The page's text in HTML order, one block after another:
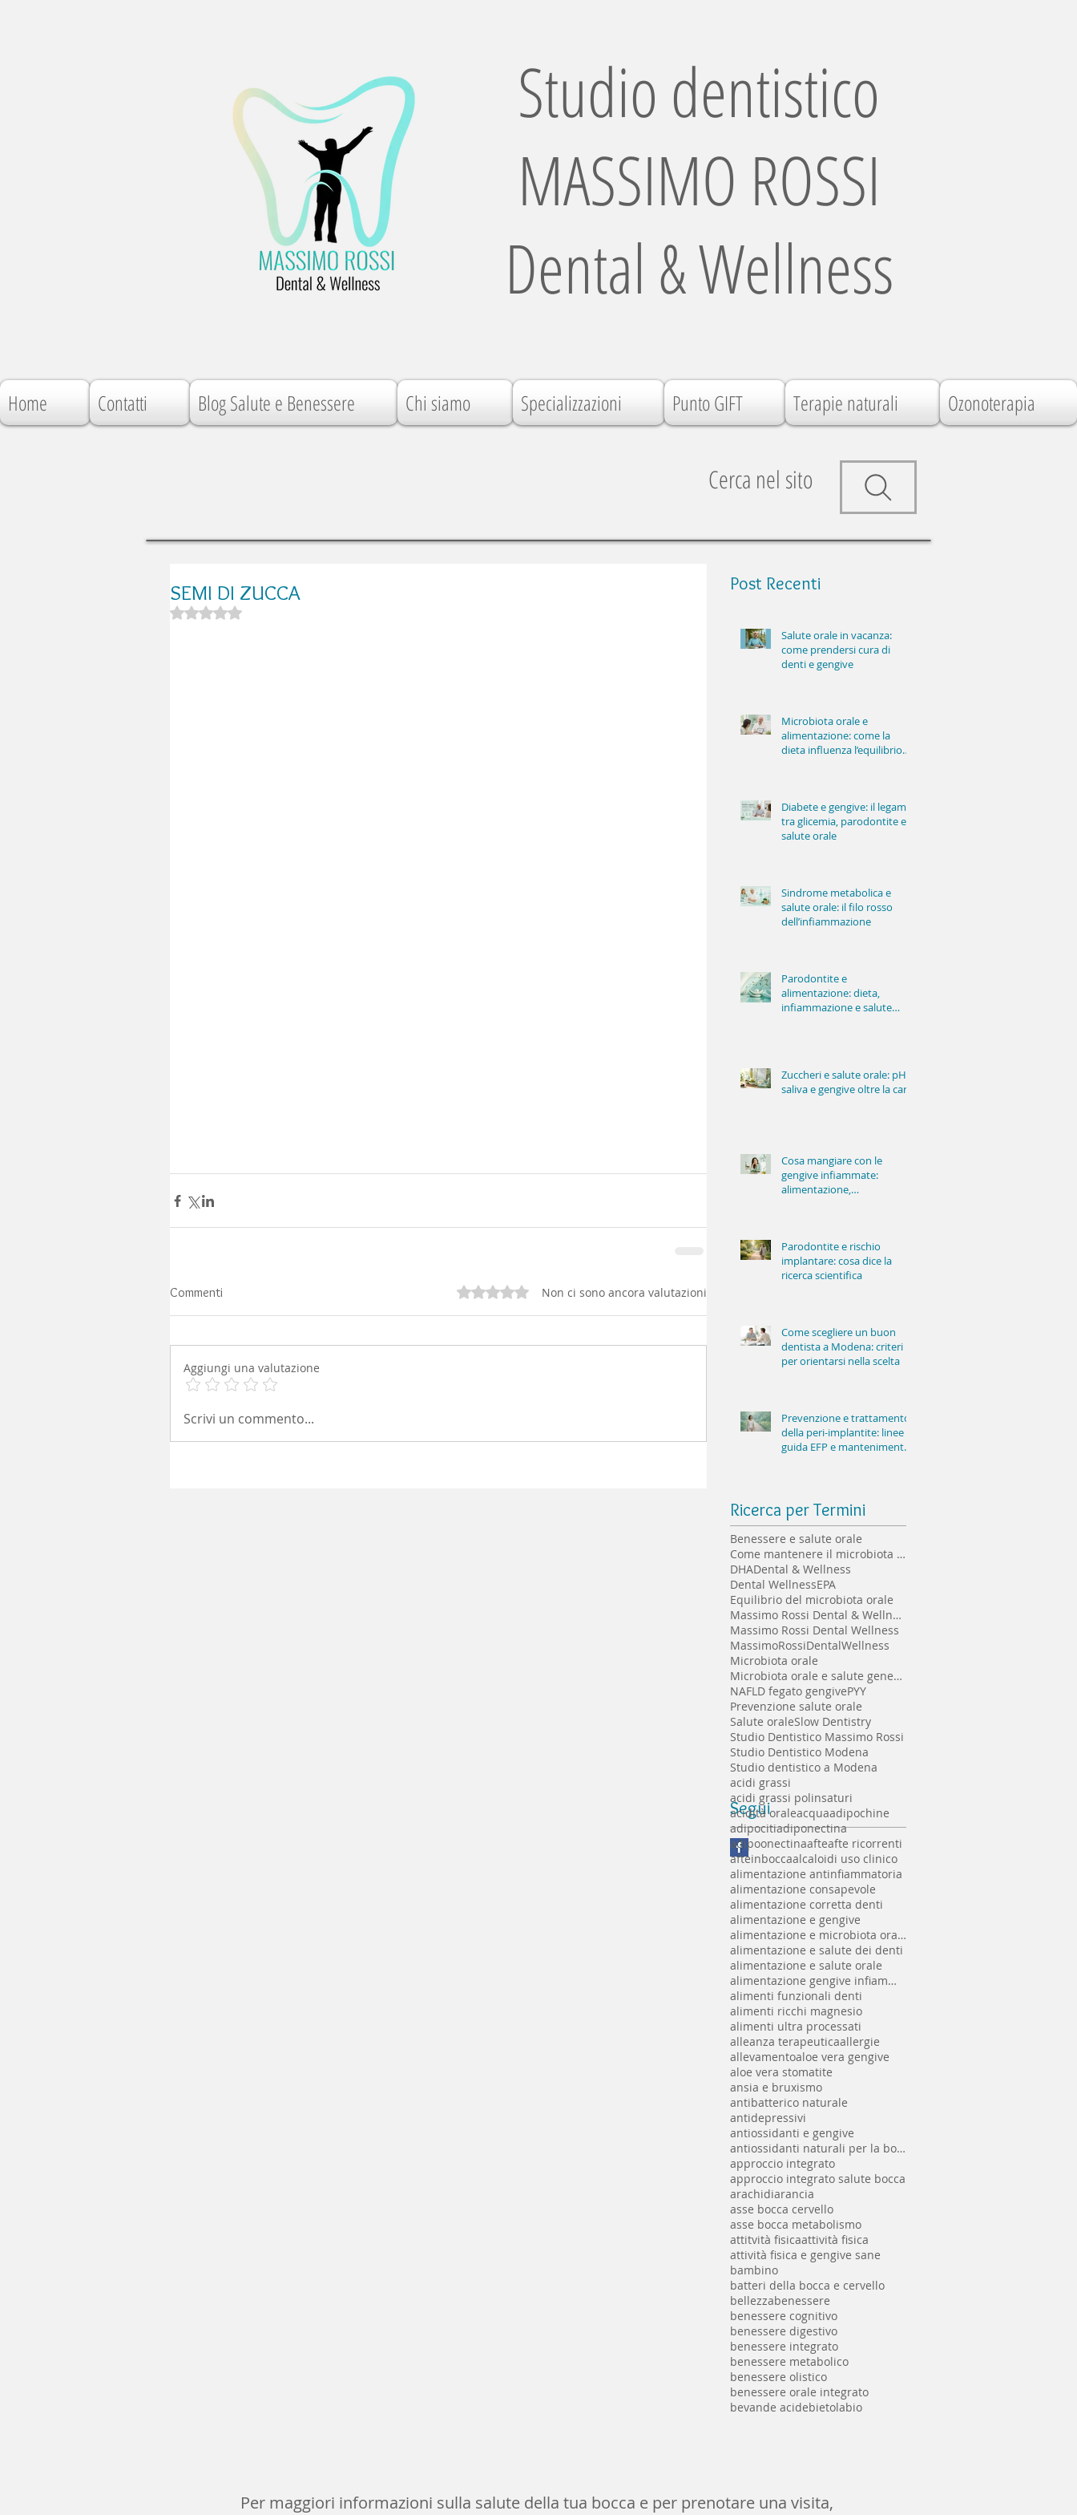
Studio dentistico
MASSIMO ROSSI
Dental & Wellness
Home Contatti Blog Salute e Benessere Chi siamo Specializzazioni Punto GIFT Terapie naturali Ozonoterapia
Cerca nel sito
SEMI DI ZUCCA
Valutazione NaN stelle su 5.
Commenti Valutazione 0 stelle su 5.Non ci sono ancora valutazioni
Aggiungi una valutazione
Scrivi un commento...
Post Recenti
Salute orale in vacanza:
come prendersi cura di
denti e gengive
Microbiota orale e
alimentazione: come la
dieta influenza l’equilibrio
Diabete e gengive: il legame
tra glicemia, parodontite e
salute orale
Sindrome metabolica e
salute orale: il filo rosso
dell’infiammazione
Parodontite e
alimentazione: dieta,
infiammazione e salute
Zuccheri e salute orale: pH,
saliva e gengive oltre la carie
Cosa mangiare con le
gengive infiammate:
alimentazione,
Parodontite e rischio
implantare: cosa dice la
ricerca scientifica
Come scegliere un buon
dentista a Modena: criteri
per orientarsi nella scelta
Prevenzione e trattamento
della peri-implantite: linee
guida EFP e mantenimento
Ricerca per Termini
Segui
Benessere e salute orale
Come mantenere il microbiota orale sano
DHADental & Wellness
Dental WellnessEPA
Equilibrio del microbiota orale
Massimo Rossi Dental & Wellness
Massimo Rossi Dental Wellness
MassimoRossiDentalWellness
Microbiota orale
Microbiota orale e salute generale
NAFLD fegato gengivePYY
Prevenzione salute orale
Salute oraleSlow Dentistry
Studio Dentistico Massimo Rossi
Studio Dentistico Modena
Studio dentistico a Modena
acidi grassi
acidi grassi polinsaturi
acidità oraleacquaadipochine
adipocitiadiponectina
adipoonectinaafteafte ricorrenti
afteinboccaalcaloidi uso clinico
alimentazione antinfiammatoria
alimentazione consapevole
alimentazione corretta denti
alimentazione e gengive
alimentazione e microbiota orale
alimentazione e salute dei denti
alimentazione e salute orale
alimentazione gengive infiammate
alimenti funzionali denti
alimenti ricchi magnesio
alimenti ultra processati
alleanza terapeuticaallergie
allevamentoaloe vera gengive
aloe vera stomatite
ansia e bruxismo
antibatterico naturale
antidepressivi
antiossidanti e gengive
antiossidanti naturali per la bocca
approccio integrato
approccio integrato salute bocca
arachidiarancia
asse bocca cervello
asse bocca metabolismo
attitvità fisicaattività fisica
attività fisica e gengive sane
bambino
batteri della bocca e cervello
bellezzabenessere
benessere cognitivo
benessere digestivo
benessere integrato
benessere metabolico
benessere olistico
benessere orale integrato
bevande acidebietolabio
Per maggiori informazioni sulla salute della tua bocca e per prenotare una visita,